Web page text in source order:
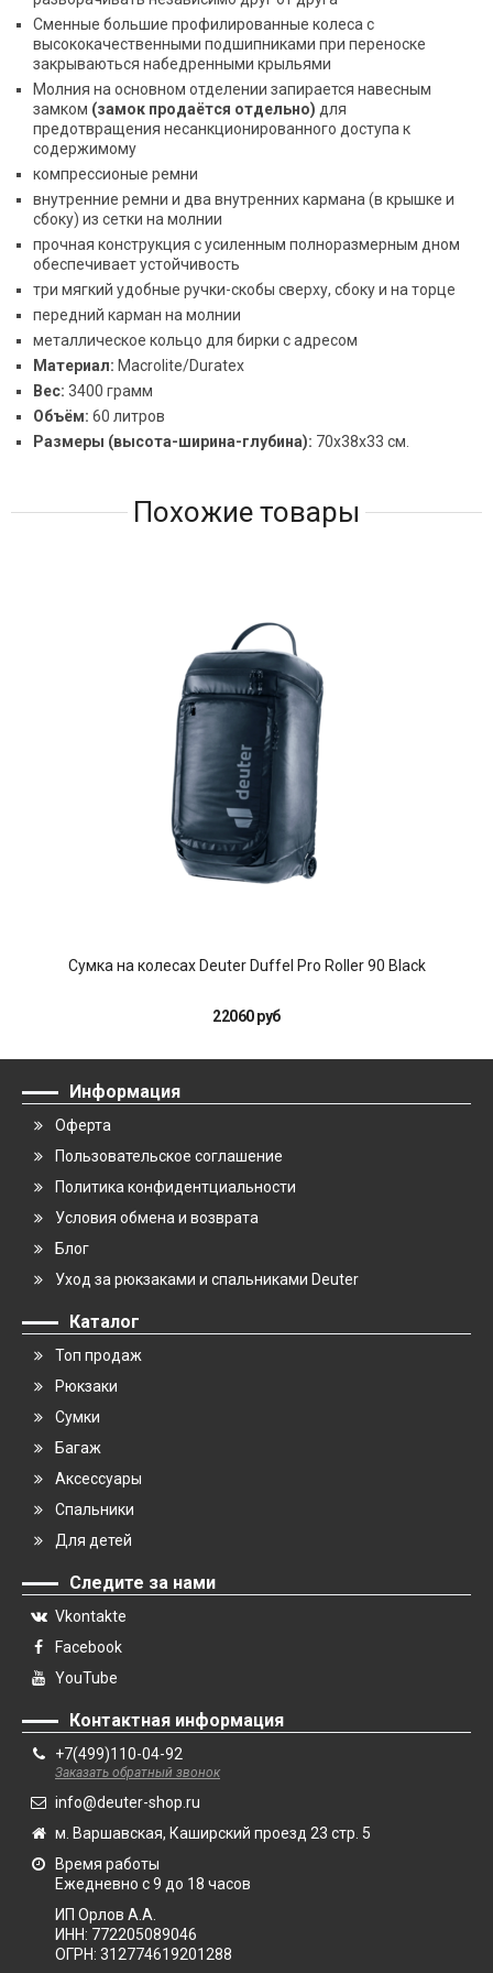
Сменные большие профилированные колеса с
высококачественными подшипниками при переноске
закрываються набедренными крыльями
Молния на основном отделении запирается навесным
замком (замок продаётся отдельно) для
предотвращения несанкционированного доступа к
содержимому
компрессионые ремни
внутренние ремни и два внутренних кармана (в крышке и
сбоку) из сетки на молнии
прочная конструкция с усиленным полноразмерным дном
обеспечивает устойчивость
три мягкий удобные ручки-скобы сверху, сбоку и на торце
передний карман на молнии
металлическое кольцо для бирки с адресом
Материал: Macrolite/Duratex
Вес: 3400 грамм
Объём: 60 литров
Размеры (высота-ширина-глубина): 70х38х33 см.
Похожие товары
Сумка на колесах Deuter Duffel Pro Roller 90 Black
22060 руб
Информация
Оферта
Пользовательское соглашение
Политика конфидентциальности
Условия обмена и возврата
Блог
Уход за рюкзаками и спальниками Deuter
Каталог
Топ продаж
Рюкзаки
Сумки
Багаж
Аксессуары
Спальники
Для детей
Следите за нами
Vkontakte
Facebook
YouTube
Контактная информация
+7(499)110-04-92
Заказать обратный звонок
info@deuter-shop.ru
м. Варшавская, Каширский проезд 23 стр. 5
Время работы
Ежедневно с 9 до 18 часов
ИП Орлов А.А.
ИНН: 772205089046
ОГРН: 312774619201288